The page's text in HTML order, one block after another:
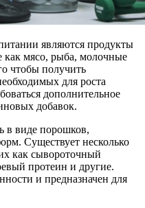
являются продукты
как мясо, рыба, молочные
чтобы получить
для роста
дополнительное
добавок.
в виде порошков,
Существует несколько
как сывороточный
протеин и другие.
и предназначен для